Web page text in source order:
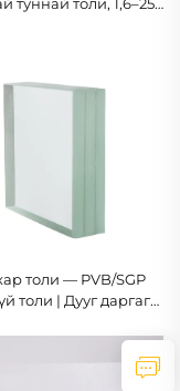
толи — PVB/SGP
толи | Дууг даргагч